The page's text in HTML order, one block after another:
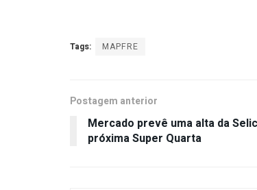
Tags: MAPFRE
Postagem anterior
Mercado prevê uma alta da
próxima Super Quarta